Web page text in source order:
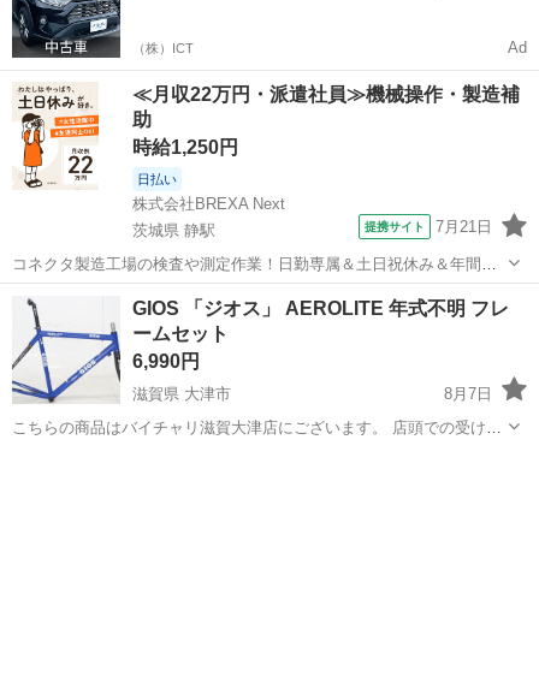
（株）ICT Ad
≪月収22万円・派遣社員≫機械操作・製造補
助
時給1,250円
日払い
株式会社BREXA Next
茨城県 静駅
提携サイト 7月21日
コネクタ製造工場の検査や測定作業！日勤専属＆土日祝休み＆年間休
日128日★クリーンルーム内作業★マイカー通勤OK＆無料駐車場あり
★就業先食堂利用可！日払い制度あり！《茨城県常陸大宮市》 人気の
工場のお仕事 ◇コネクタ製造工...
茨城 静駅
GIOS 「ジオス」 AEROLITE 年式不明 フレ
ームセット
6,990円
滋賀県 大津市
8月7日
こちらの商品はバイチャリ滋賀大津店にございます。 店頭での受け渡